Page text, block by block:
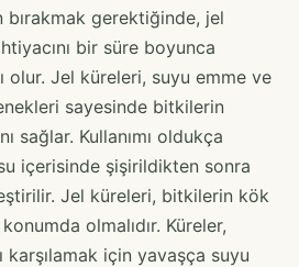
bırakmak gerektiğinde, jel
bir süre boyunca
olur. Jel küreleri, suyu emme ve
sayesinde bitkilerin
sağlar. Kullanımı oldukça
içerisinde şişirildikten sonra
Jel küreleri, bitkilerin kök
olmalıdır. Küreler,
karşılamak için yavaşça suyu